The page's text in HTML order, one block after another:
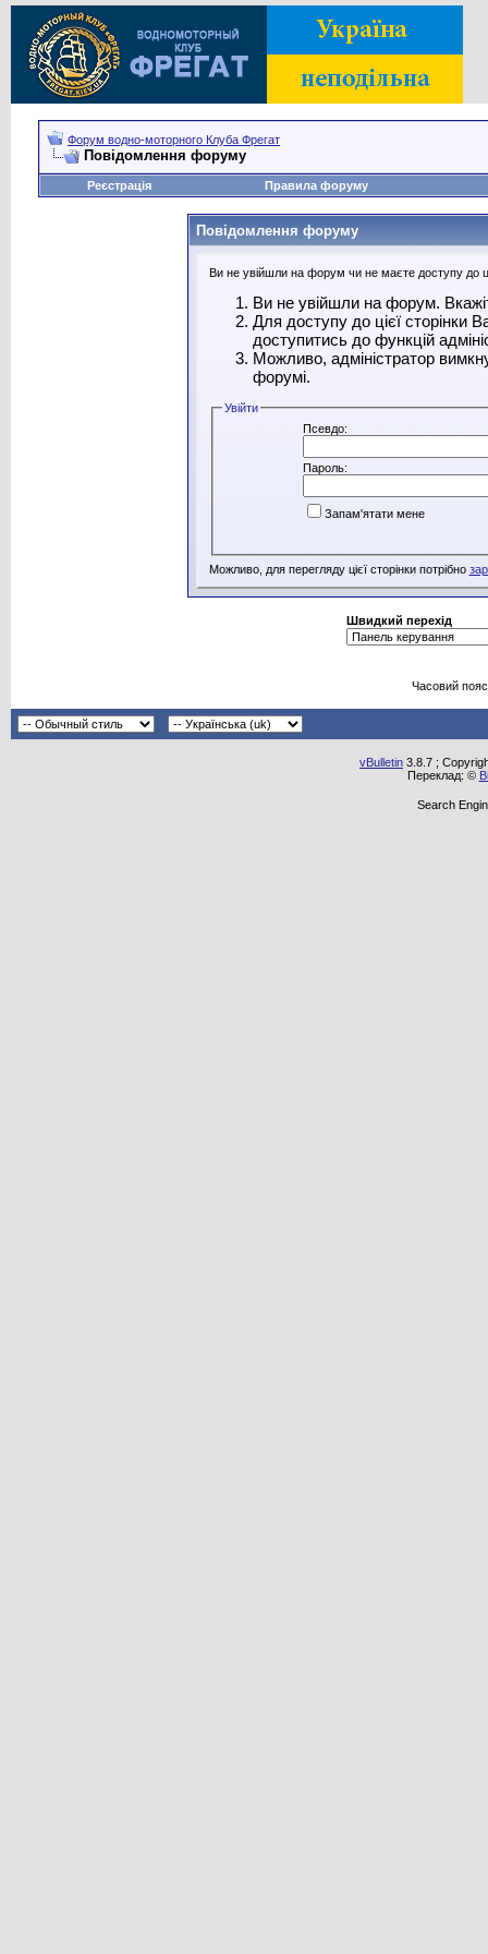
Форум водно-моторного Клуба Фрегат
Повідомлення форуму
Реєстрація Правила форуму
Повідомлення форуму
Ви не увійшли на форум чи не маєте доступу до
Ви не увійшли на форум.
Для доступу до цієї сторінки
доступитись до функцій
Можливо, адміністратор
форумі.
Увійти
Псевдо:
Пароль:
Запам'ятати мене
Можливо, для перегляду цієї сторінки потрібно
Швидкий перехід
Часовий
vBulletin 3.8.7 ;
Переклад: ©
Search